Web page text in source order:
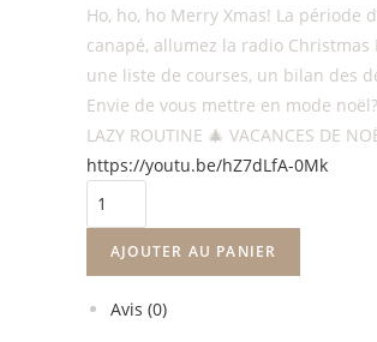
Ho, ho, ho Merry Xmas! La période
canapé, allumez la radio
une liste de courses, un bilan des
Envie de vous mettre en mode
LAZY ROUTINE 🎄 VACANCES DE
https://youtu.be/hZ7dLfA-0Mk
AJOUTER AU PANIER
Avis (0)